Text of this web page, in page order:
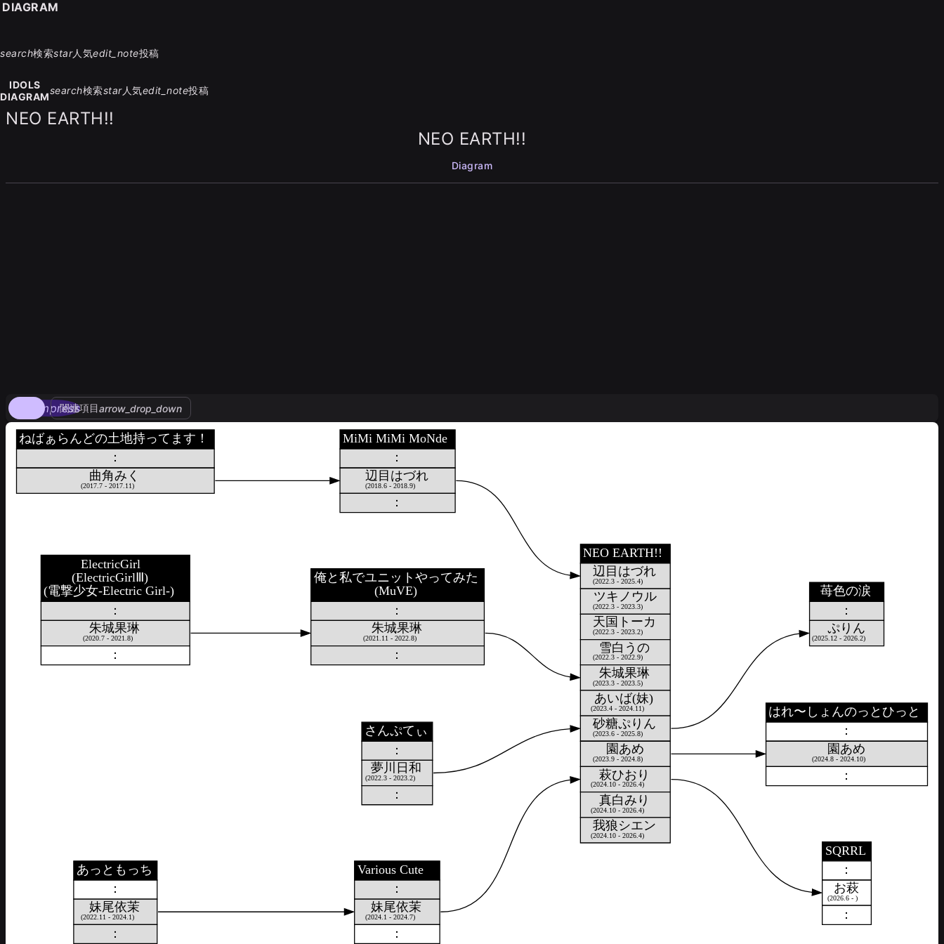
search検索star人気edit_note投稿
IDOLS
DIAGRAM
search検索star人気edit_note投稿
NEO EARTH!!
NEO EARTH!!
Diagram
compress
関連項目arrow_drop_down